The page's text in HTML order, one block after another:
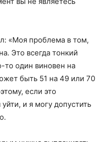
«Моя проблема в том,
Это всегда тонкий
то один виновен на
быть 51 на 49 или 70
если это
и я могу допустить